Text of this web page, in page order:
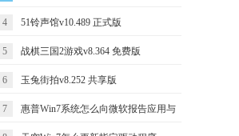
4 51铃声馆v10.489 正式版
5 战棋三国2游戏v8.364 免费版
6 玉兔街拍v8.252 共享版
7 惠普Win7系统怎么向微软报告应用与